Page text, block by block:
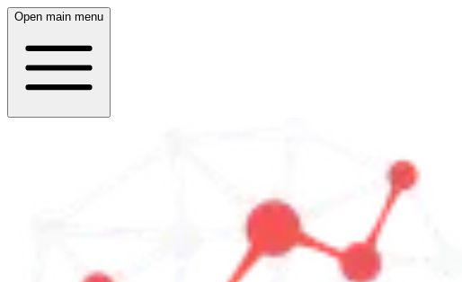
Open main menu